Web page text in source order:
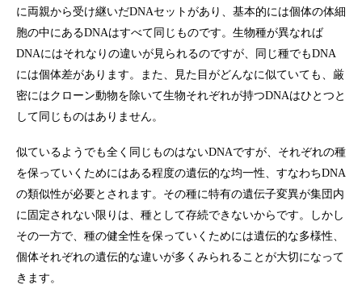
に両親から受け継いだDNAセットがあり、基本的には個体の体細
胞の中にあるDNAはすべて同じものです。生物種が異なれば
DNAにはそれなりの違いが見られるのですが、同じ種でもDNA
には個体差があります。また、見た目がどんなに似ていても、厳
密にはクローン動物を除いて生物それぞれが持つDNAはひとつと
して同じものはありません。
似ているようでも全く同じものはないDNAですが、それぞれの種
を保っていくためにはある程度の遺伝的な均一性、すなわちDNA
の類似性が必要とされます。その種に特有の遺伝子変異が集団内
に固定されない限りは、種として存続できないからです。しかし
その一方で、種の健全性を保っていくためには遺伝的な多様性、
個体それぞれの遺伝的な違いが多くみられることが大切になって
きます。